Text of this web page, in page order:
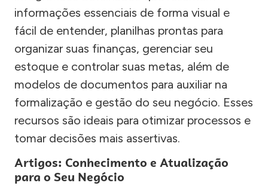
informações essenciais de forma visual e
fácil de entender, planilhas prontas para
organizar suas finanças, gerenciar seu
estoque e controlar suas metas, além de
modelos de documentos para auxiliar na
formalização e gestão do seu negócio. Esses
recursos são ideais para otimizar processos e
tomar decisões mais assertivas.
Artigos: Conhecimento e Atualização
para o Seu Negócio